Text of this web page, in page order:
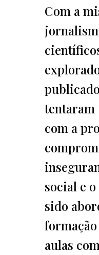
Com a
tentaram
com a
social e
sido
aulas